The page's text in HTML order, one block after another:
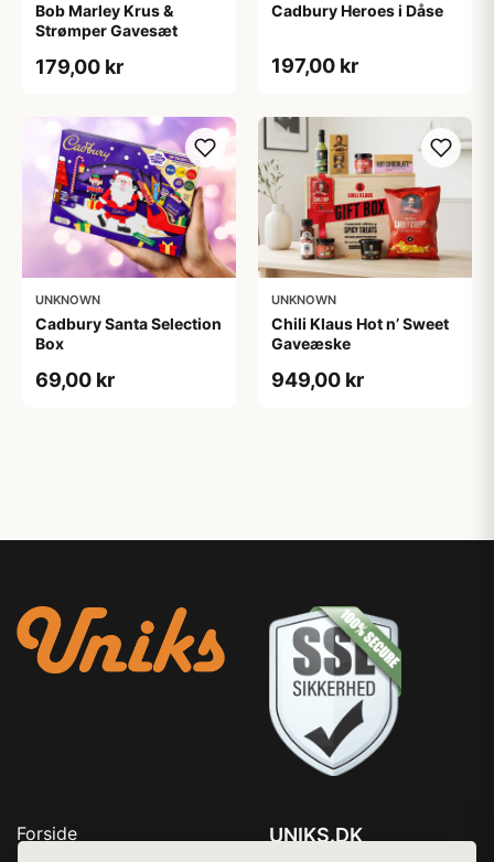
Bob Marley Krus &
Strømper Gavesæt
179,00 kr
Cadbury Heroes i Dåse
197,00 kr
UNKNOWN
Cadbury Santa Selection
Box
69,00 kr
UNKNOWN
Chili Klaus Hot n’ Sweet
Gaveæske
949,00 kr
Forside
UNIKS.DK